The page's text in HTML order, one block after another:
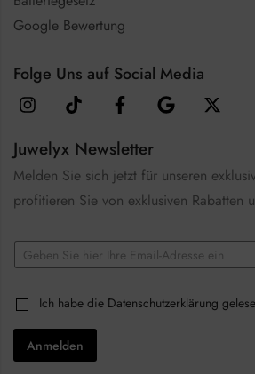
Google Bewertung
Folge Uns auf Social Media
Juwelyx Newsletter
Melden Sie sich jetzt für unseren
profitieren Sie von exklusiven Rabatten
E
m
lh
c
b
C
h
e
k
Ich habe die Datenschutzerklärung
Anmelden